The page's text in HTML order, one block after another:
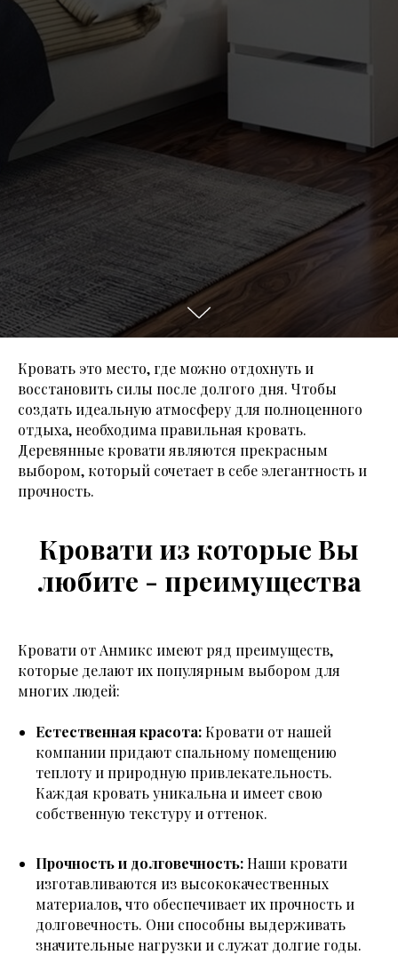
Кровать это место, где можно отдохнуть и
восстановить силы после долгого дня. Чтобы
создать идеальную атмосферу для полноценного
отдыха, необходима правильная кровать.
Деревянные кровати являются прекрасным
выбором, который сочетает в себе элегантность и
прочность.
Кровати из которые Вы
любите - преимущества
Кровати от Анмикс имеют ряд преимуществ,
которые делают их популярным выбором для
многих людей:
Естественная красота:Кровати от нашей
компании придают спальному помещению
теплоту и природную привлекательность.
Каждая кровать уникальна и имеет свою
собственную текстуру и оттенок.
Прочность и долговечность:Наши кровати
изготавливаются из высококачественных
материалов, что обеспечивает их прочность и
долговечность. Они способны выдерживать
значительные нагрузки и служат долгие годы.